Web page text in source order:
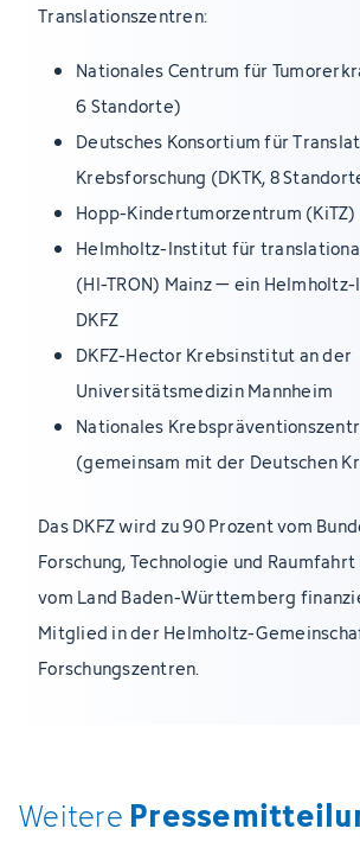
Translationszentren:
Nationales Centrum für
6 Standorte)
Deutsches Konsortium für
Krebsforschung (DKTK, 8
Hopp-Kindertumorzentrum
Helmholtz-Institut für
(HI-TRON) Mainz – ein
DKFZ
DKFZ-Hector Krebsinstitut an der
Universitätsmedizin Mannheim
Nationales
(gemeinsam mit der Deutschen
Das DKFZ wird zu 90 Prozent vom
Forschung, Technologie und
vom Land Baden-Württemberg
Mitglied in der Helmholtz-
Forschungszentren.
Weitere